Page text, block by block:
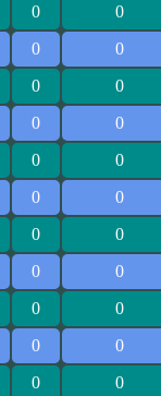
0
0
0
0
0
0
0
0
0
0
0
0
0
0
0
0
0
0
0
0
0
0